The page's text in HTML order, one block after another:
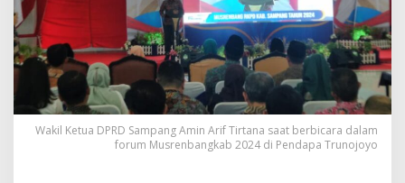
Wakil Ketua DPRD Sampang Amin Arif Tirtana saat berbicara dalam
forum Musrenbangkab 2024 di Pendapa Trunojoyo